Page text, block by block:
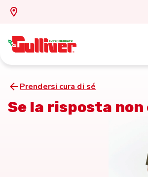
Prendersi cura di sé
Se la risposta